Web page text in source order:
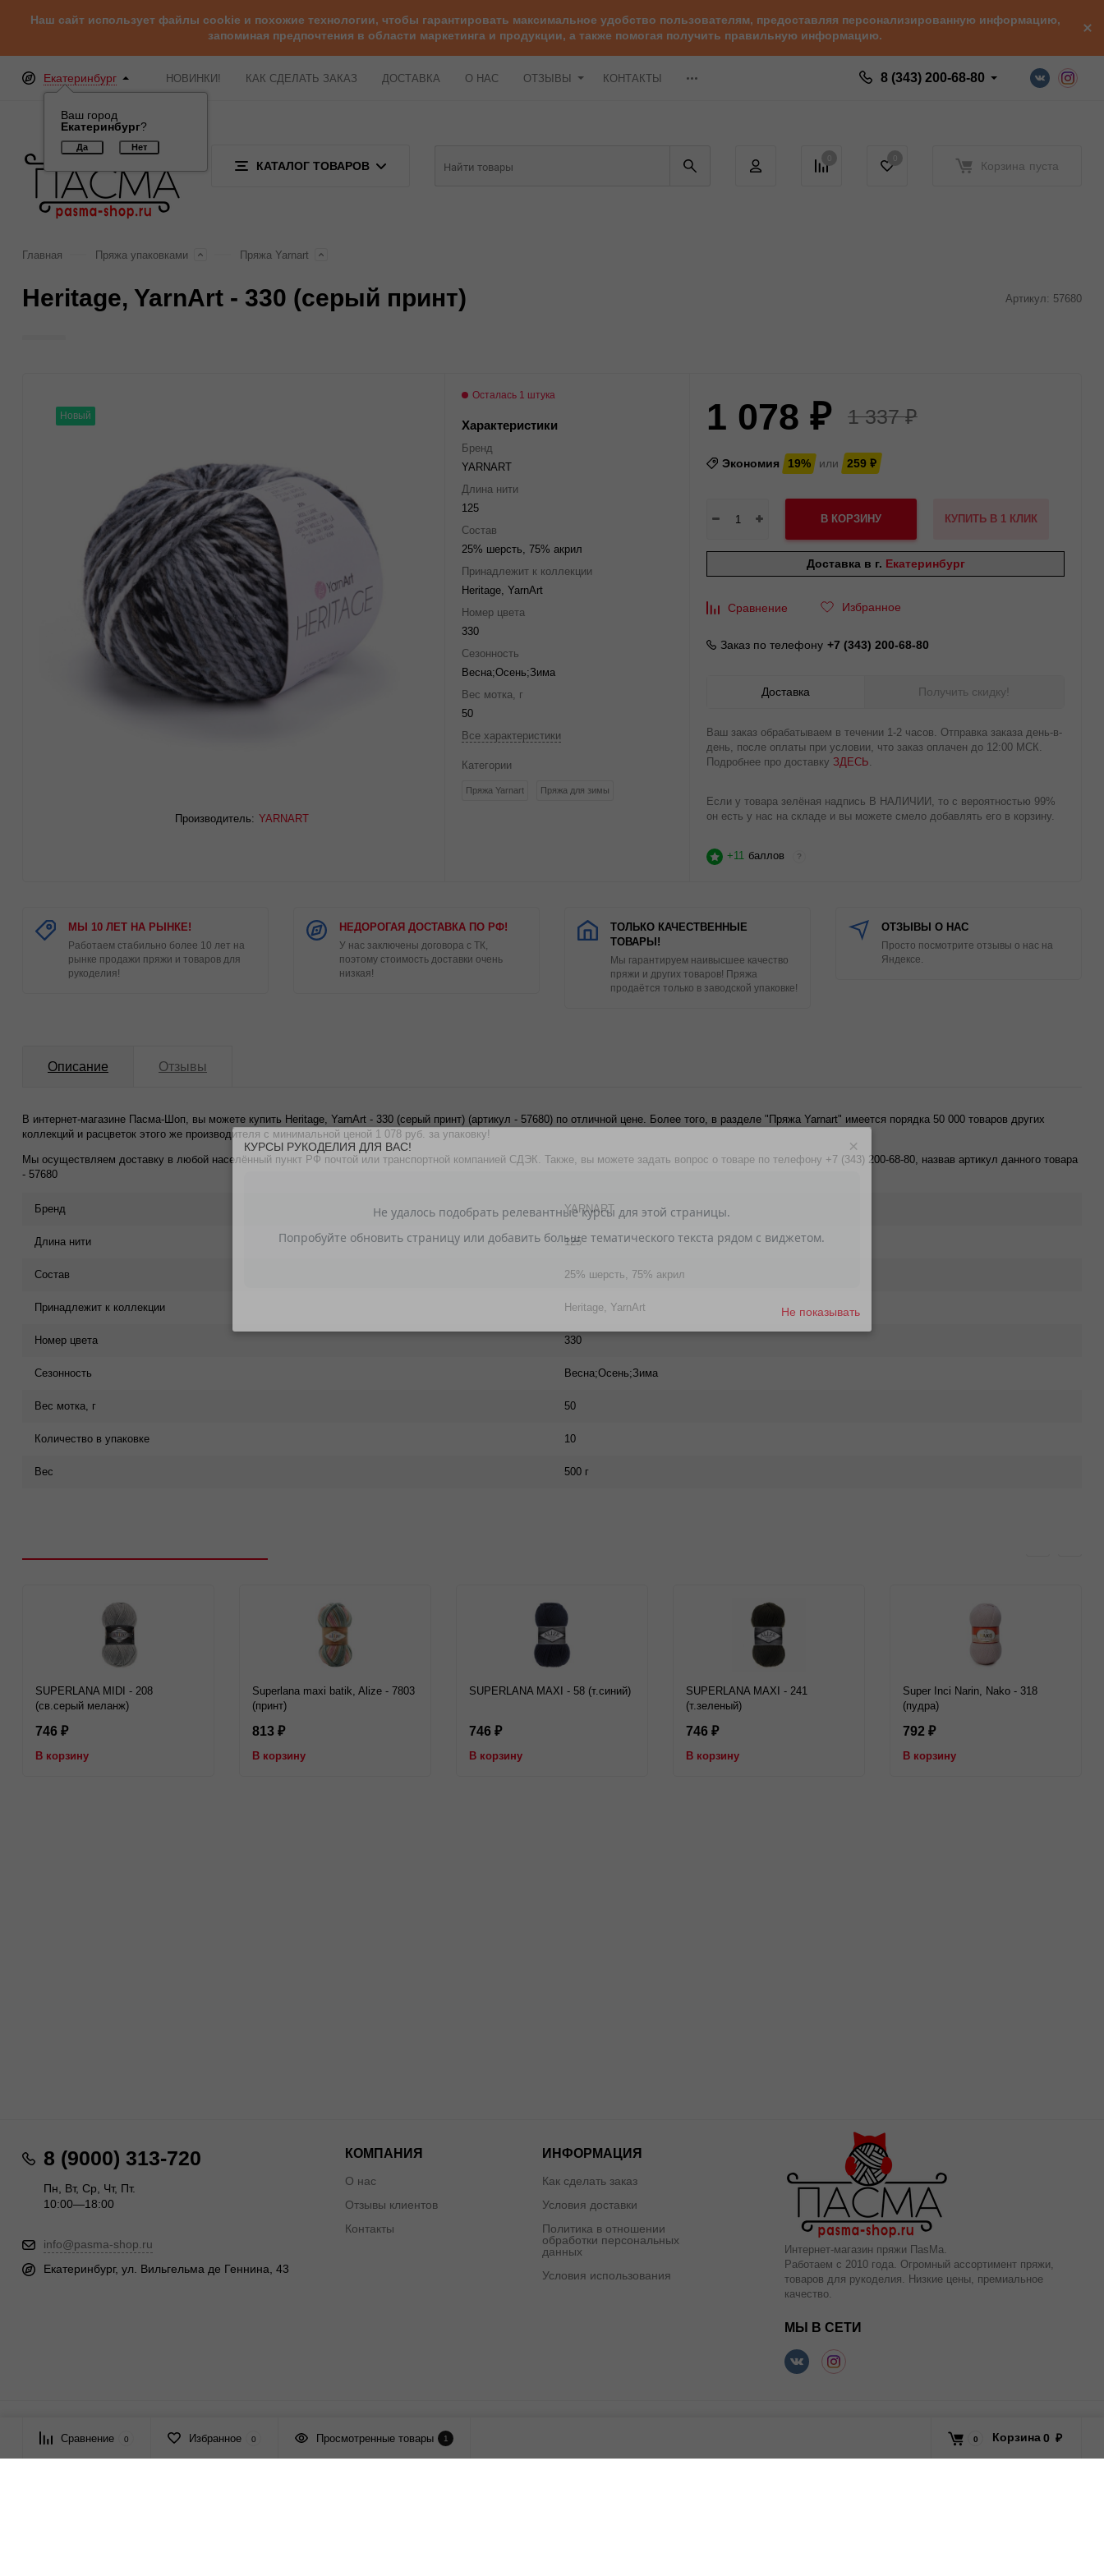
Наш сайт использует файлы cookie и похожие технологии, чтобы гарантировать максимальное удобство пользователям, предоставляя персонализированную информацию,
запоминая предпочтения в области маркетинга и продукции, а также помогая получить правильную информацию.
Екатеринбург
Ваш город
Екатеринбург?
НОВИНКИ! КАК СДЕЛАТЬ ЗАКАЗ ДОСТАВКА О НАС ОТЗЫВЫ КОНТАКТЫ 8 (343) 200-68-80
КАТАЛОГ ТОВАРОВ Корзина пуста
Главная Пряжа упаковками Пряжа Yarnart
Heritage, YarnArt - 330 (серый принт) Артикул: 57680
Новый
Производитель: YARNART
Осталась 1 штука
Характеристики
Бренд
YARNART
Длина нити
125
Состав
25% шерсть, 75% акрил
Принадлежит к коллекции
Heritage, YarnArt
Номер цвета
330
Сезонность
Весна;Осень;Зима
Вес мотка, г
50
Все характеристики
Категории
Пряжа Yarnart Пряжа для зимы
1 078 ₽ 1 337₽
Экономия 19% или 259 ₽
В КОРЗИНУ КУПИТЬ В 1 КЛИК
Доставка в г. Екатеринбург
Сравнение Избранное
Заказ по телефону +7 (343) 200-68-80
Доставка Получить скидку!
Ваш заказ обрабатываем в течении 1-2 часов. Отправка заказа день-в-
день, после оплаты при условии, что заказ оплачен до 12:00 МСК.
Подробнее про доставку ЗДЕСЬ.
Если у товара зелёная надпись В НАЛИЧИИ, то с вероятностью 99%
он есть у нас на складе и вы можете смело добавлять его в корзину.
+11 баллов ?
МЫ 10 ЛЕТ НА РЫНКЕ!
Работаем стабильно более 10 лет на
рынке продажи пряжи и товаров для
рукоделия!
НЕДОРОГАЯ ДОСТАВКА ПО РФ!
У нас заключены договора с ТК,
поэтому стоимость доставки очень
низкая!
ТОЛЬКО КАЧЕСТВЕННЫЕ
ТОВАРЫ!
Мы гарантируем наивысшее качество
пряжи и других товаров! Пряжа
продаётся только в заводской упаковке!
ОТЗЫВЫ О НАС
Просто посмотрите отзывы о нас на
Яндексе.
Описание Отзывы
В интернет-магазине Пасма-Шоп, вы можете купить Heritage, YarnArt - 330 (серый принт) (артикул - 57680) по отличной цене. Более того, в разделе "Пряжа Yarnart" имеется порядка 50 000 товаров других
коллекций и расцветок этого же производителя с минимальной ценой 1 078 руб. за упаковку!
Мы осуществляем доставку в любой населённый пункт РФ почтой или транспортной компанией СДЭК. Также, вы можете задать вопрос о товаре по телефону +7 (343) 200-68-80, назвав артикул данного товара
- 57680
Бренд YARNART
Длина нити 125
Состав 25% шерсть, 75% акрил
Принадлежит к коллекции Heritage, YarnArt
Номер цвета 330
Сезонность Весна;Осень;Зима
Вес мотка, г 50
Количество в упаковке 10
Вес 500 г
SUPERLANA MIDI - 208
(св.серый меланж)
746 ₽
В корзину
Superlana maxi batik, Alize - 7803
(принт)
813 ₽
В корзину
SUPERLANA MAXI - 58 (т.синий)
746 ₽
В корзину
SUPERLANA MAXI - 241
(т.зеленый)
746 ₽
В корзину
Super Inci Narin, Nako - 318
(пудра)
792 ₽
В корзину
8 (9000) 313-720
Пн, Вт, Ср, Чт, Пт.
10:00—18:00
info@pasma-shop.ru
Екатеринбург, ул. Вильгельма де Геннина, 43
КОМПАНИЯ
О нас
Отзывы клиентов
Контакты
ИНФОРМАЦИЯ
Как сделать заказ
Условия доставки
Политика в отношении
обработки персональных
данных
Условия использования
Интернет-магазин пряжи ПаsМа.
Работаем с 2010 года. Огромный ассортимент пряжи,
товаров для рукоделия. Низкие цены, премиальное
качество.
МЫ В СЕТИ
© 2026 ПАСМА - универсальный поставщик товаров для рукоделия.
Сравнение 0 Избранное 0 Просмотренные товары 1 0 Корзина0 ₽
×
КУРСЫ РУКОДЕЛИЯ ДЛЯ ВАС!
Не показывать